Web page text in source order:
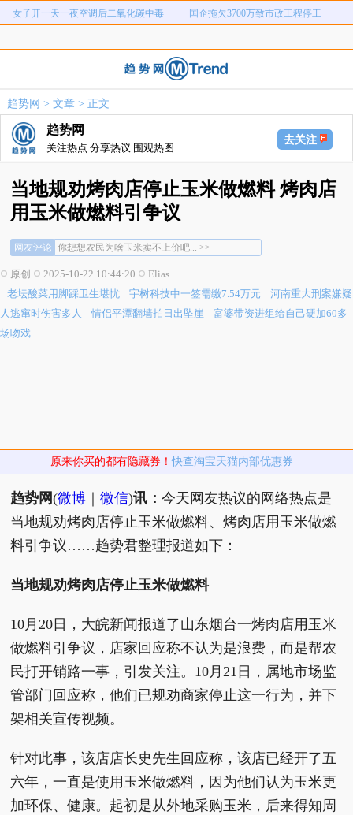
弊犯罪
女子开一天一夜空调后二氧化碳中毒 国企拖欠3700万致市政工程停工
河南重大刑案嫌疑人逃窜时伤害多人 情侣平潭翻墙拍日出坠崖
河南三支一扶考试存在规模性组织作
弊犯罪
女子开一天一夜空调后二氧化碳中毒 国企拖欠3700万致市政工程停工
趋势网 > 文章> 正文
趋势网
关注热点 分享热议 围观热图
去关注
当地规劝烤肉店停止玉米做燃料 烤肉店
用玉米做燃料引争议
网友评论 你想想农民为啥玉米卖不上价吧... >>
不让做燃料，那要不然都给你吃了，你说好... >>
你想想农民为啥玉米卖不上价吧... >>
吃得不多管得太多... >>
原创 2025-10-22 10:44:20
Elias
老坛酸菜用脚踩卫生堪忧
宇树科技中一签需缴7.54万元
河南重大刑案嫌疑
人逃窜时伤害多人
情侣平潭翻墙拍日出坠崖
富婆带资进组给自己硬加60多
场吻戏
原来你买的都有隐藏券！快查淘宝天猫内部优惠券
趋势网(微博 ｜微信)讯：今天网友热议的网络热点是
当地规劝烤肉店停止玉米做燃料、烤肉店用玉米做燃
料引争议……趋势君整理报道如下：
当地规劝烤肉店停止玉米做燃料
10月20日，大皖新闻报道了山东烟台一烤肉店用玉米
做燃料引争议，店家回应称不认为是浪费，而是帮农
民打开销路一事，引发关注。10月21日，属地市场监
管部门回应称，他们已规劝商家停止这一行为，并下
架相关宣传视频。
针对此事，该店店长史先生回应称，该店已经开了五
六年，一直是使用玉米做燃料，因为他们认为玉米更
加环保、健康。起初是从外地采购玉米，后来得知周